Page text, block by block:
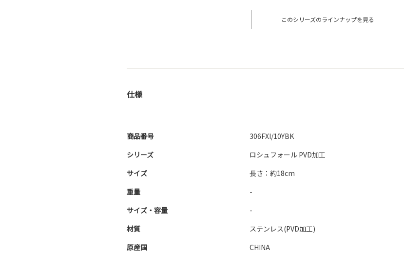
このシリーズのラインナップを見る
仕様
商品番号
306FXI/10YBK
シリーズ
ロシュフォール PVD加工
サイズ
長さ：約18cm
重量
-
サイズ・容量
-
材質
ステンレス(PVD加工)
原産国
CHINA